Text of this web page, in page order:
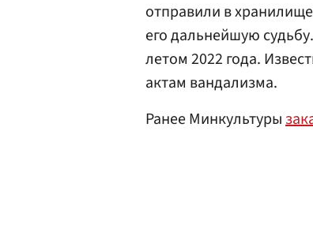
отправили в
его дальнейшую
летом 2022 года.
актам вандализма.
Ранее Минкультуры